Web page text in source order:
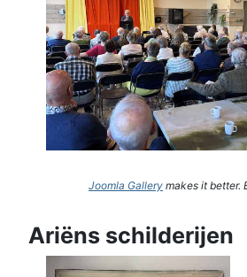
Joomla Gallery makes it better.
Ariëns schilderijen